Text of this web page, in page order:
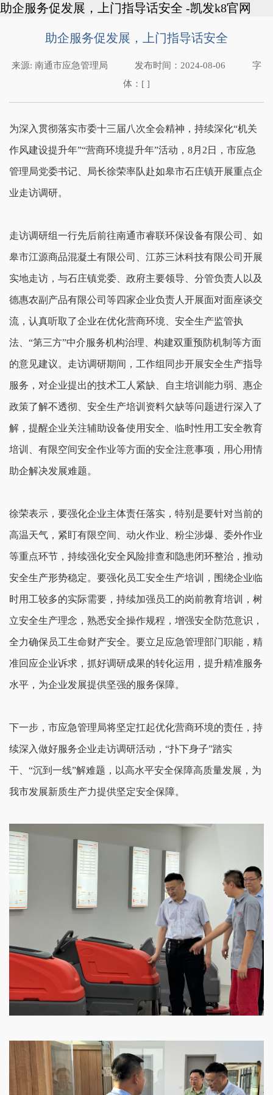
助企服务促发展，上门指导话安全 -凯发k8官网
助企服务促发展，上门指导话安全
来源: 南通市应急管理局 发布时间： 2024-08-06
字
体：[ ]
为深入贯彻落实市委十三届八次全会精神，持续深化“机关
作风建设提升年”“营商环境提升年”活动，8月2日，市应急
管理局党委书记、局长徐荣率队赴如皋市石庄镇开展重点企
业走访调研。
走访调研组一行先后前往南通市睿联环保设备有限公司、如
皋市江源商品混凝土有限公司、江苏三沐科技有限公司开展
实地走访，与石庄镇党委、政府主要领导、分管负责人以及
德惠农副产品有限公司等四家企业负责人开展面对面座谈交
流，认真听取了企业在优化营商环境、安全生产监管执
法、“第三方”中介服务机构治理、构建双重预防机制等方面
的意见建议。走访调研期间，工作组同步开展安全生产指导
服务，对企业提出的技术工人紧缺、自主培训能力弱、惠企
政策了解不透彻、安全生产培训资料欠缺等问题进行深入了
解，提醒企业关注辅助设备使用安全、临时性用工安全教育
培训、有限空间安全作业等方面的安全注意事项，用心用情
助企解决发展难题。
徐荣表示，要强化企业主体责任落实，特别是要针对当前的
高温天气，紧盯有限空间、动火作业、粉尘涉爆、委外作业
等重点环节，持续强化安全风险排查和隐患闭环整治，推动
安全生产形势稳定。要强化员工安全生产培训，围绕企业临
时用工较多的实际需要，持续加强员工的岗前教育培训，树
立安全生产理念，熟悉安全操作规程，增强安全防范意识，
全力确保员工生命财产安全。要立足应急管理部门职能，精
准回应企业诉求，抓好调研成果的转化运用，提升精准服务
水平，为企业发展提供坚强的服务保障。
下一步，市应急管理局将坚定扛起优化营商环境的责任，持
续深入做好服务企业走访调研活动，“扑下身子”踏实
干、“沉到一线”解难题，以高水平安全保障高质量发展，为
我市发展新质生产力提供坚定安全保障。